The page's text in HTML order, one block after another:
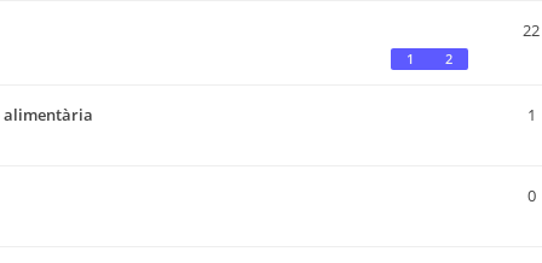
1 2
22
alimentària 1
0